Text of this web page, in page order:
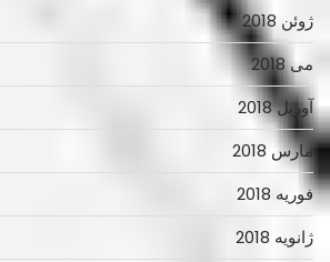
ژوئن 2018
می 2018
آوریل 2018
مارس 2018
فوریه 2018
ژانویه 2018